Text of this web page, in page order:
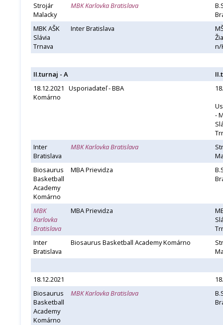
Strojár
Malacky
MBK Karlovka Bratislava
MBK AŠK
Slávia
Trnava
Inter Bratislava
n/
II.turnaj - A
18.12.2021 Usporiadateľ - BBA
Komárno
-
Inter
Bratislava
MBK Karlovka Bratislava
Biosaurus
Basketball
Academy
Komárno
MBA Prievidza
MBK
Karlovka
Bratislava
MBA Prievidza
Inter
Bratislava
Biosaurus Basketball Academy Komárno
18.12.2021
Biosaurus
Basketball
Academy
Komárno
MBK Karlovka Bratislava